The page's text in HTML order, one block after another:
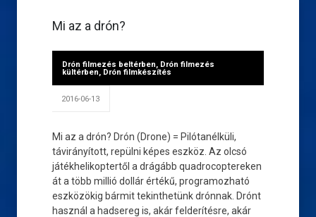
Mi az a drón?
Drón filmezés beltérben, Drón filmezés
kültérben, Drón filmkészítés
2016-06-13
Mi az a drón? Drón (Drone) = Pilótanélküli,
távirányított, repülni képes eszköz. Az olcsó
játékhelikoptertől a drágább quadrocoptereken
át a több millió dollár értékű, programozható
eszközökig bármit tekinthetünk drónnak. Drónt
használ a hadsereg is, akár felderítésre, akár